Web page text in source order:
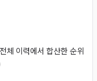
체 이력에서 합산한 순위